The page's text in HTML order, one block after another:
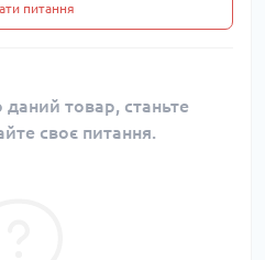
питання
товар, станьте
своє питання.